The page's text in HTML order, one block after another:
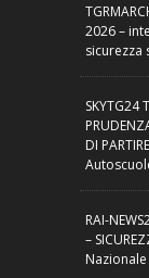
2026 –
sicurezza
SKYTG24
DI
RAI-
–